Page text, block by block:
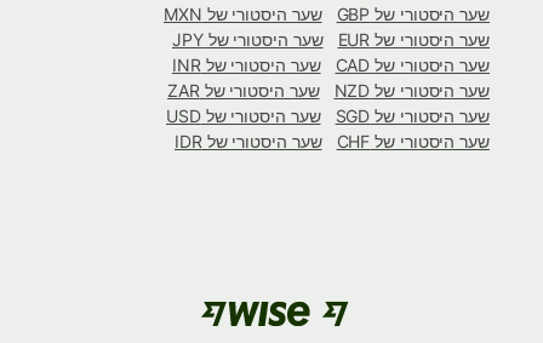
שער היסטורי של GBP
שער היסטורי של MXN
שער היסטורי של EUR
שער היסטורי של JPY
שער היסטורי של CAD
שער היסטורי של INR
שער היסטורי של NZD
שער היסטורי של ZAR
שער היסטורי של SGD
שער היסטורי של USD
שער היסטורי של CHF
שער היסטורי של IDR